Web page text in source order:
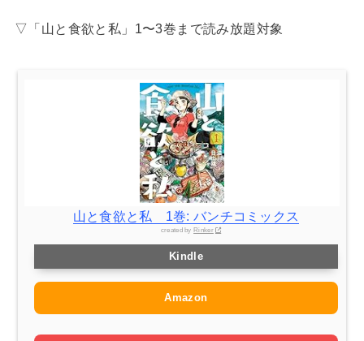
▽「山と食欲と私」1〜3巻まで読み放題対象
山と食欲と私 1巻: バンチコミックス
created by Rinker
Kindle
Amazon